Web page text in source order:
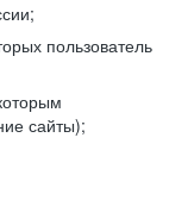
пользователь
сайты);